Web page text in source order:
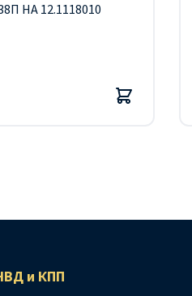
НА 12.1118010
и КПП